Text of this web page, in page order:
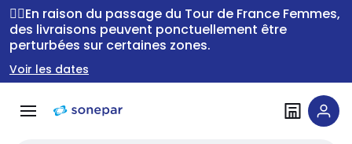
Passer à la
navigation
Passer
au
contenu
🚴‍♂️En raison du passage du Tour de France Femmes,
des livraisons peuvent ponctuellement être
perturbées sur certaines zones.
Voir les dates